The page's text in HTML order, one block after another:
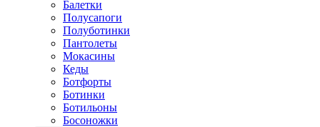
Балетки
Полусапоги
Полуботинки
Пантолеты
Мокасины
Кеды
Ботфорты
Ботинки
Ботильоны
Босоножки